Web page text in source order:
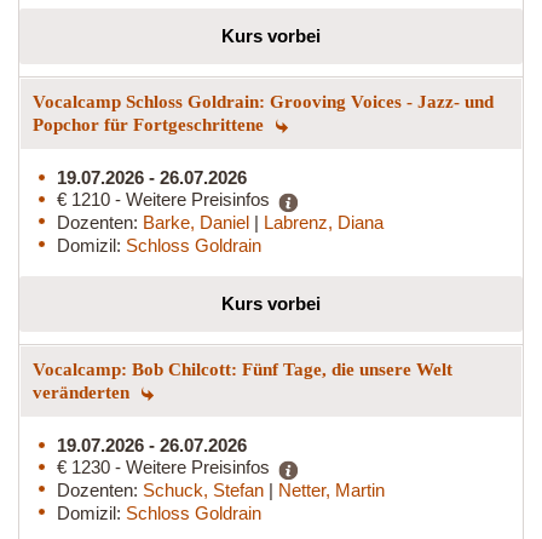
Kurs vorbei
Vocalcamp Schloss Goldrain: Grooving Voices - Jazz- und
Popchor für Fortgeschrittene
19.07.2026 - 26.07.2026
€ 1210 - Weitere Preisinfos
Dozenten: Barke, Daniel | Labrenz, Diana
Domizil: Schloss Goldrain
Kurs vorbei
Vocalcamp: Bob Chilcott: Fünf Tage, die unsere Welt
veränderten
19.07.2026 - 26.07.2026
€ 1230 - Weitere Preisinfos
Dozenten: Schuck, Stefan | Netter, Martin
Domizil: Schloss Goldrain